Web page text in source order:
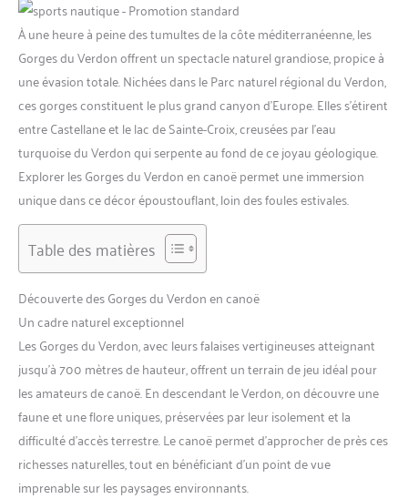
À une heure à peine des tumultes de la côte méditerranéenne, les
Gorges du Verdon offrent un spectacle naturel grandiose, propice à
une évasion totale. Nichées dans le Parc naturel régional du Verdon,
ces gorges constituent le plus grand canyon d’Europe. Elles s’étirent
entre Castellane et le lac de Sainte-Croix, creusées par l’eau
turquoise du Verdon qui serpente au fond de ce joyau géologique.
Explorer les Gorges du Verdon en canoë permet une immersion
unique dans ce décor époustouflant, loin des foules estivales.
Table des matières
Découverte des Gorges du Verdon en canoë
Un cadre naturel exceptionnel
Les Gorges du Verdon, avec leurs falaises vertigineuses atteignant
jusqu’à 700 mètres de hauteur, offrent un terrain de jeu idéal pour
les amateurs de canoë. En descendant le Verdon, on découvre une
faune et une flore uniques, préservées par leur isolement et la
difficulté d’accès terrestre. Le canoë permet d’approcher de près ces
richesses naturelles, tout en bénéficiant d’un point de vue
imprenable sur les paysages environnants.